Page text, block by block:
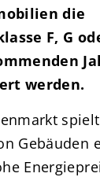
die
F, G
werden.
Gebäuden